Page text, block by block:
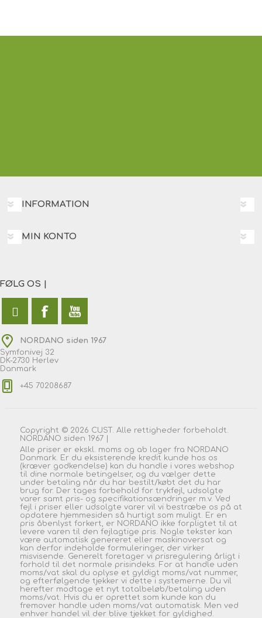
INFORMATION
MIN KONTO
FØLG OS |
NORDANO siden 1967
Symfonivej 32
DK-2730 Herlev
Danmark
+45 70208687
Copyright © 2026 CUST. Alle rettigheder forbeholdt.
NORDANO siden 1967 |
Alle priser er ekskl. moms og ab lager fra NORDANO
Danmark. Er du eksisterende kredit kunde hos os
(kræver godkendelse) kan du handle i vores webshop
til dine normale betingelser, og du vælger dette
under betaling når du har bestilt/købt det du har
brug for. Der tages forbehold for trykfejl, udsolgte
varer samt pris- og specifikationsændringer m.v. Ved
fejl i priser eller udsolgte varer vil vi bestræbe os på at
opdatere hjemmesiden så hurtigt som muligt. Er en
pris åbenlyst forkert, er NORDANO ikke forpligtet til at
levere varen til den fejlagtige pris. Nogle tekster kan
være automatisk genereret eller maskinoversat og
kan derfor indeholde formuleringer, der virker
misvisende. Generelt foretager vi prisregulering årligt i
forhold til det normale prisindeks. For at handle uden
moms/vat skal du oplyse et gyldigt moms/vat nummer,
og efterfølgende tjekker vi dette i systemerne. Du vil
herefter modtage et nyt totalbeløb/betaling uden
moms/vat. Hvis du er oprettet som kunde kan du
fremover handle uden moms/vat automatisk. Men ved
enhver handel vil der blive tjekket for gyldighed.